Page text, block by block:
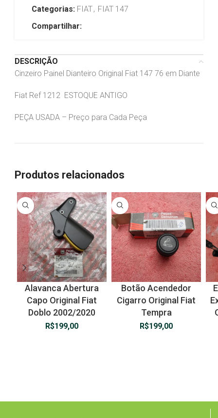
Categorias: FIAT, FIAT 147
Compartilhar:
DESCRIÇÃO
Cinzeiro Painel Dianteiro Original Fiat 147 76 em Diante
Fiat Ref 1212 ESTOQUE ANTIGO
PEÇA USADA – Preço para Cada Peça
Produtos relacionados
Alavanca Abertura
Capo Original Fiat
Doblo 2002/2020
R$199,00
Botão Acendedor
Cigarro Original Fiat
Tempra
R$199,00